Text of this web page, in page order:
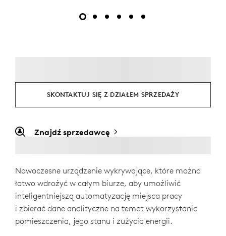
SKONTAKTUJ SIĘ Z DZIAŁEM SPRZEDAŻY
Znajdź sprzedawcę
Nowoczesne urządzenie wykrywające, które można
łatwo wdrożyć w całym biurze, aby umożliwić
inteligentniejszą automatyzację miejsca pracy
i zbierać dane analityczne na temat wykorzystania
pomieszczenia, jego stanu i zużycia energii.